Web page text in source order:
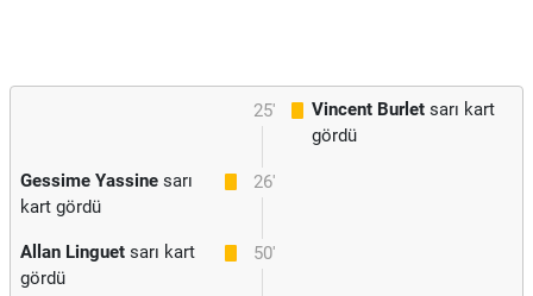
25' Vincent Burlet sarı kart
gördü
26'
Gessime Yassine sarı
kart gördü
50'
Allan Linguet sarı kart
gördü